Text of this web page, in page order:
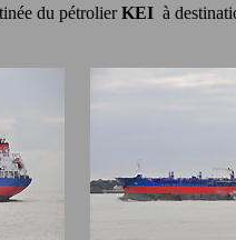
du pétrolierKEI à